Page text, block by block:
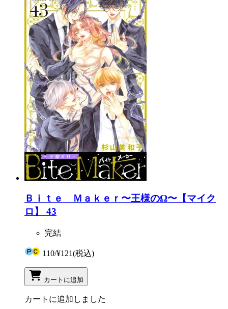
Ｂｉｔｅ Ｍａｋｅｒ〜王様のΩ〜【マイク
ロ】 43
完結
110/¥121(税込)
カートに追加
カートに追加しました